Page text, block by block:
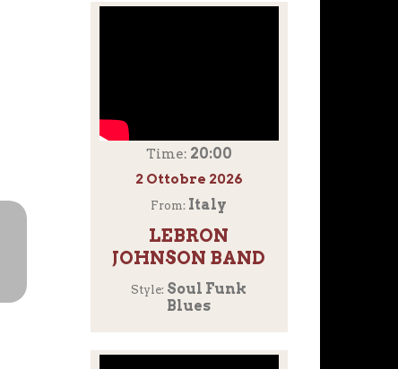
Time: 20:00
2 Ottobre 2026
From: Italy
LEBRON
JOHNSON BAND
Style: Soul Funk
Blues